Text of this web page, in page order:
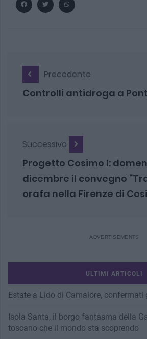
Precedente
Controlli antidroga a
Successivo
Progetto Cosimo I:
dicembre il convegno
orafa nella Firenze di
ULTIMI ARTICOLI
Estate a Lido di Camaiore, confermati
Isola Santa, il borgo fantasma della
toscano che il mondo sta scoprendo